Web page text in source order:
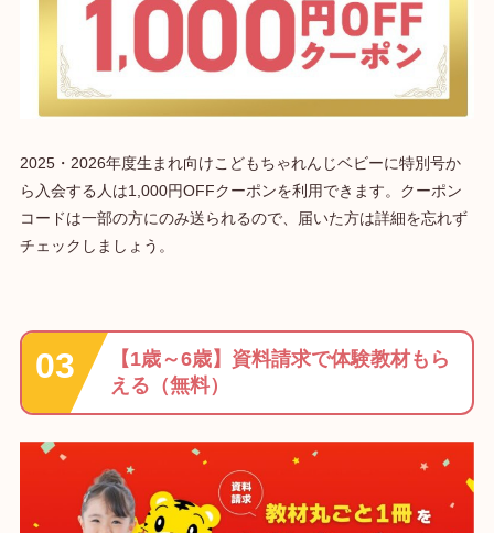
2025・2026年度生まれ向けこどもちゃれんじベビーに特別号か
ら入会する人は1,000円OFFクーポンを利用できます。クーポン
コードは一部の方にのみ送られるので、届いた方は詳細を忘れず
チェックしましょう。
【1歳～6歳】資料請求で体験教材もら
える（無料）